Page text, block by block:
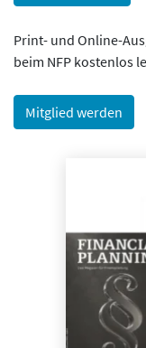
Print- und Online-
beim NFP kostenlos
Mitglied werden